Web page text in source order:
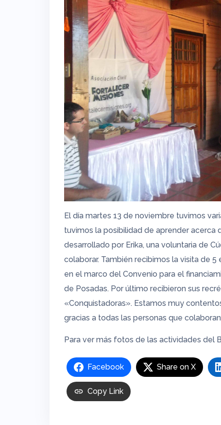
El día martes 13 de noviembre tuvimos
tuvimos la posibilidad de aprender acerca
desarrollado por Erika, una voluntaria de
colaborar. También recibimos la visita de 5
en el marco del Convenio para el
de Posadas. Por último recibieron sus
«Conquistadoras». Estamos muy
gracias a todas las personas que
Para ver más fotos de las actividades del
Facebook Share on X
Copy Link